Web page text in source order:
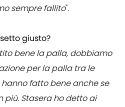
sempre fallito".
giusto?
bene la palla, dobbiamo
per la palla tra le
fatto bene anche se
più. Stasera ho detto ai